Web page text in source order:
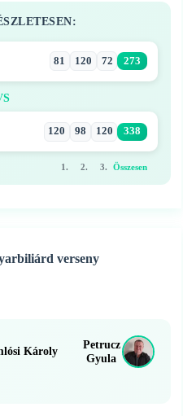
81 120 72 273
120 98 120 338
1. 2. 3. Összesen
verseny
Károly
Petrucz
Gyula